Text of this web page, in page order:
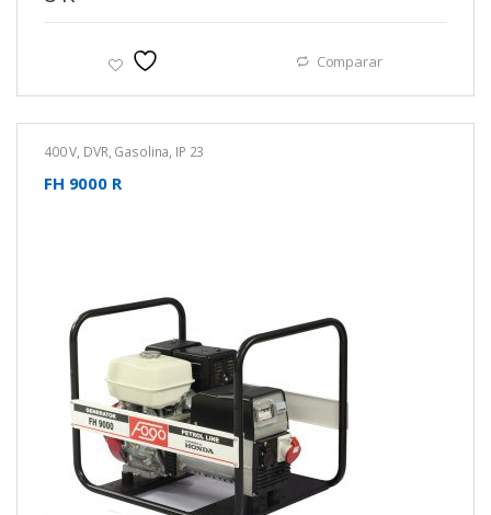
Comparar
400 V, DVR, Gasolina, IP 23
FH 9000 R